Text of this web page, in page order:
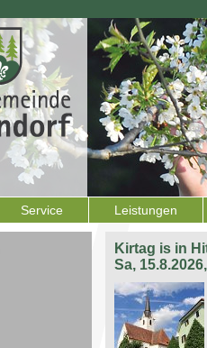
Service Leistungen
Kirtag is in
Sa,